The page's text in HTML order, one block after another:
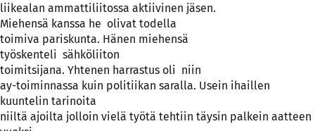
liikealan ammattiliitossa aktiivinen jäsen.
Miehensä kanssa he olivat todella
toimiva pariskunta. Hänen miehensä
työskenteli sähköliiton
toimitsijana. Yhtenen harrastus oli niin
ay-toiminnassa kuin politiikan saralla. Usein ihaillen
kuuntelin tarinoita
niiltä ajoilta jolloin vielä työtä tehtiin täysin palkein aatteen